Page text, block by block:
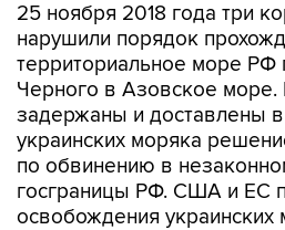
25 ноября 2018 года три
нарушили порядок
территориальное море РФ
Черного в Азовское море.
задержаны и доставлены
украинских моряка
по обвинению в
госграницы РФ. США и ЕС
освобождения украинских